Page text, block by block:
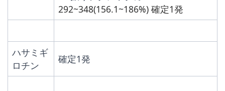
292~348(156.1~186%) 確定1発
ハサミギ
ロチン
確定1発